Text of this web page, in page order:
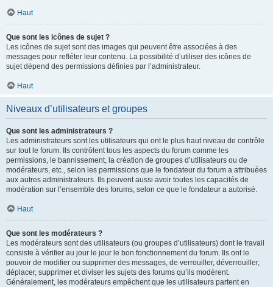
Haut
Que sont les icônes de sujet ?
Les icônes de sujet sont des images qui peuvent être associées à des
messages pour refléter leur contenu. La possibilité d’utiliser des icônes de
sujet dépend des permissions définies par l’administrateur.
Haut
Niveaux d’utilisateurs et groupes
Que sont les administrateurs ?
Les administrateurs sont les utilisateurs qui ont le plus haut niveau de contrôle
sur tout le forum. Ils contrôlent tous les aspects du forum comme les
permissions, le bannissement, la création de groupes d’utilisateurs ou de
modérateurs, etc., selon les permissions que le fondateur du forum a attribuées
aux autres administrateurs. Ils peuvent aussi avoir toutes les capacités de
modération sur l’ensemble des forums, selon ce que le fondateur a autorisé.
Haut
Que sont les modérateurs ?
Les modérateurs sont des utilisateurs (ou groupes d’utilisateurs) dont le travail
consiste à vérifier au jour le jour le bon fonctionnement du forum. Ils ont le
pouvoir de modifier ou supprimer des messages, de verrouiller, déverrouiller,
déplacer, supprimer et diviser les sujets des forums qu’ils modèrent.
Généralement, les modérateurs empêchent que les utilisateurs partent en